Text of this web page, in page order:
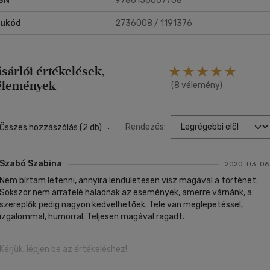
2736008 / 1191376
értékelések,
(8 vélemény)
Összes hozzászólás (2 db) Rendezés:
Szabó Szabina 2020. 03. 06.
Nem bírtam letenni, annyira lendületesen visz magával a történet.
Sokszor nem arrafelé haladnak az események, amerre várnánk, a
szereplők pedig nagyon kedvelhetőek. Tele van meglepetéssel,
izgalommal, humorral. Teljesen magával ragadt.
Kérjük, lépjen be az értékeléshez!